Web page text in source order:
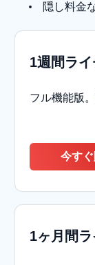
隠し料金
1週間ライ
フル機能版
今すぐ
1ヶ月間ラ